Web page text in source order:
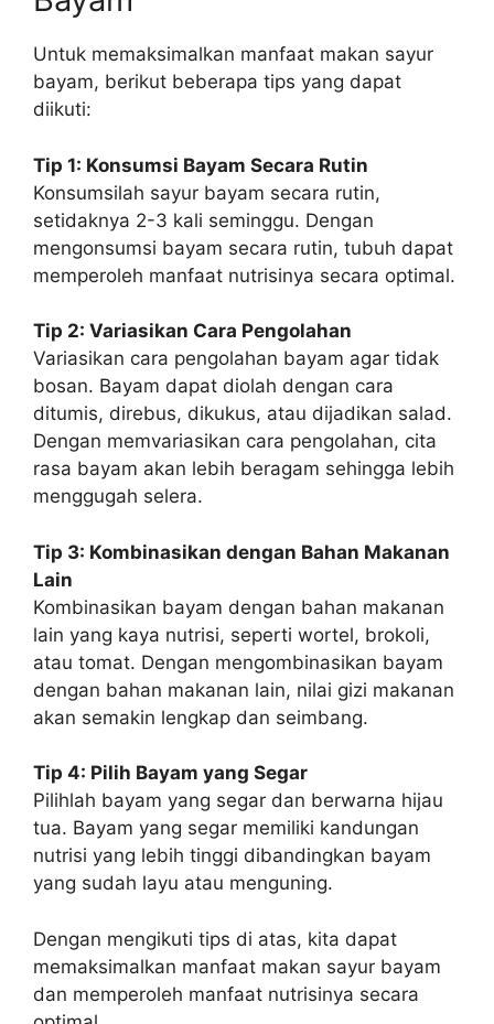
Untuk memaksimalkan manfaat makan sayur
bayam, berikut beberapa tips yang dapat
diikuti:
Tip 1: Konsumsi Bayam Secara Rutin
Konsumsilah sayur bayam secara rutin,
setidaknya 2-3 kali seminggu. Dengan
mengonsumsi bayam secara rutin, tubuh dapat
memperoleh manfaat nutrisinya secara optimal.
Tip 2: Variasikan Cara Pengolahan
Variasikan cara pengolahan bayam agar tidak
bosan. Bayam dapat diolah dengan cara
ditumis, direbus, dikukus, atau dijadikan salad.
Dengan memvariasikan cara pengolahan, cita
rasa bayam akan lebih beragam sehingga lebih
menggugah selera.
Tip 3: Kombinasikan dengan Bahan Makanan
Lain
Kombinasikan bayam dengan bahan makanan
lain yang kaya nutrisi, seperti wortel, brokoli,
atau tomat. Dengan mengombinasikan bayam
dengan bahan makanan lain, nilai gizi makanan
akan semakin lengkap dan seimbang.
Tip 4: Pilih Bayam yang Segar
Pilihlah bayam yang segar dan berwarna hijau
tua. Bayam yang segar memiliki kandungan
nutrisi yang lebih tinggi dibandingkan bayam
yang sudah layu atau menguning.
Dengan mengikuti tips di atas, kita dapat
memaksimalkan manfaat makan sayur bayam
dan memperoleh manfaat nutrisinya secara